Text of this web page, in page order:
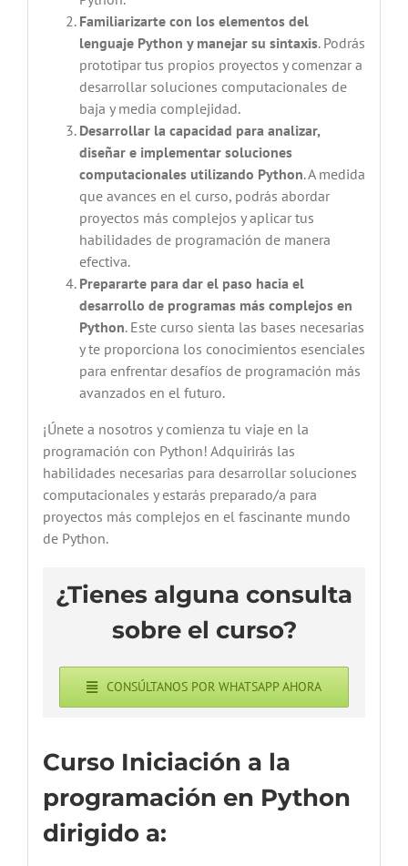
Familiarizarte con los elementos del
lenguaje Python y manejar su sintaxis. Podrás
prototipar tus propios proyectos y comenzar a
desarrollar soluciones computacionales de
baja y media complejidad.
Desarrollar la capacidad para analizar,
diseñar e implementar soluciones
computacionales utilizando Python. A medida
que avances en el curso, podrás abordar
proyectos más complejos y aplicar tus
habilidades de programación de manera
efectiva.
Prepararte para dar el paso hacia el
desarrollo de programas más complejos en
Python. Este curso sienta las bases necesarias
y te proporciona los conocimientos esenciales
para enfrentar desafíos de programación más
avanzados en el futuro.
¡Únete a nosotros y comienza tu viaje en la
programación con Python! Adquirirás las
habilidades necesarias para desarrollar soluciones
computacionales y estarás preparado/a para
proyectos más complejos en el fascinante mundo
de Python.
¿Tienes alguna consulta
sobre el curso?
CONSÚLTANOS POR WHATSAPP AHORA
Curso Iniciación a la
programación en Python
dirigido a: